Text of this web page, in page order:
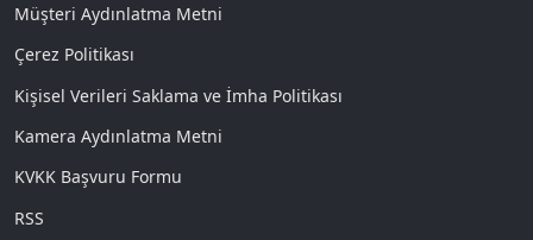
Müşteri Aydınlatma Metni
Çerez Politikası
Kişisel Verileri Saklama ve İmha Politikası
Kamera Aydınlatma Metni
KVKK Başvuru Formu
RSS